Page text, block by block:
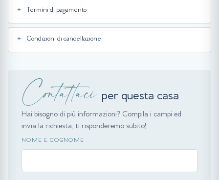
Termini di pagamento
Condizioni di cancellazione
Contattaci per questa casa
Hai bisogno di più informazioni? Compila i campi ed
invia la richiesta, ti risponderemo subito!
NOME E COGNOME